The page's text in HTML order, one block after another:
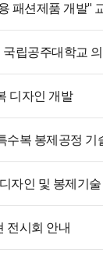
패션제품 개발"
국립공주대학교
디자인 개발
수복 봉제공정 기
자인 및 봉제기
전시회 안내